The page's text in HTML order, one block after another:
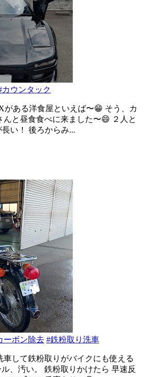
カウンタック
がある洋食屋といえば〜😁 そう、カ
んと昼食食べに来ました〜😄 ２人と
い！ 後ろからみ...
ーボン除去 #鉄粉取り洗車
車して鉄粉取りがバイクにも使える
、汚い。 鉄粉取りかけたら 早速反